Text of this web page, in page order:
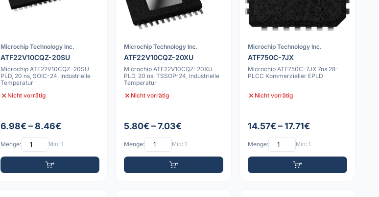
Microchip Technology Inc.
ATF22V10CQZ-20SU
Microchip ATF22V10CQZ-20SU
PLD, 20 ns, SOIC-24, Industrielle
Temperatur
Nicht vorrätig
6.98€ – 8.46€
Menge: Min: 1
Microchip Technology Inc.
ATF22V10CQZ-20XU
Microchip ATF22V10CQZ-20XU
PLD, 20 ns, TSSOP-24, Industrielle
Temperatur
Nicht vorrätig
5.80€ – 7.03€
Menge: Min: 1
Microchip Technology Inc.
ATF750C-7JX
Microchip ATF750C-7JX 7ns 28-
PLCC Kommerzieller EPLD
Nicht vorrätig
14.57€ – 17.71€
Menge: Min: 1